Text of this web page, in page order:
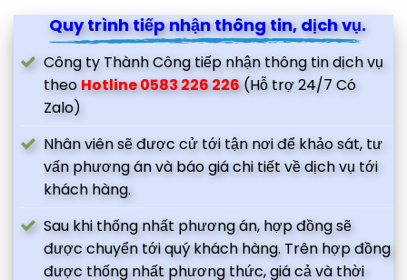
Quy trình tiếp nhận thông tin, dịch vụ.
Công ty Thành Công tiếp nhận thông tin dịch vụ
theo Hotline 0583 226 226(Hỗ trợ 24/7 Có
Zalo)
Nhân viên sẽ được cử tới tận nơi để khảo sát, tư
vấn phương án và báo giá chi tiết về dịch vụ tới
khách hàng.
Sau khi thống nhất phương án, hợp đồng sẽ
được chuyển tới quý khách hàng. Trên hợp đồng
được thống nhất phương thức, giá cả và thời